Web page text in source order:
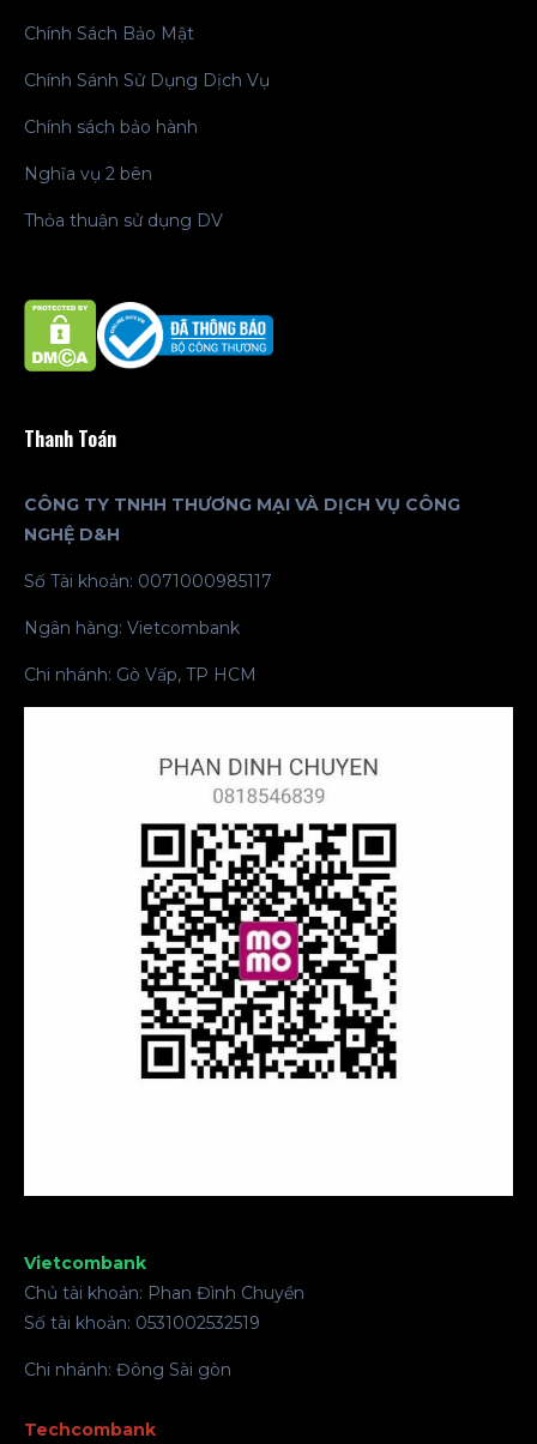
Chính Sách Bảo Mật
Chính Sánh Sử Dụng Dịch Vụ
Chính sách bảo hành
Nghĩa vụ 2 bên
Thỏa thuận sử dụng DV
Thanh Toán
CÔNG TY TNHH THƯƠNG MẠI VÀ DỊCH VỤ CÔNG
NGHỆ D&H
Số Tài khoản: 0071000985117
Ngân hàng: Vietcombank
Chi nhánh: Gò Vấp, TP HCM
Vietcombank
Chủ tài khoản: Phan Đình Chuyền
Số tài khoản: 0531002532519
Chi nhánh: Đông Sài gòn
Techcombank